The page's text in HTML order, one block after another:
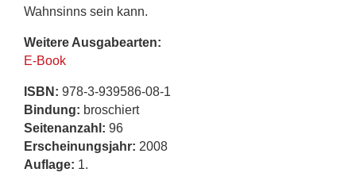
Wahnsinns sein kann.
Weitere Ausgabearten:
E-Book
ISBN: 978-3-939586-08-1
Bindung: broschiert
Seitenanzahl: 96
Erscheinungsjahr: 2008
Auflage: 1.